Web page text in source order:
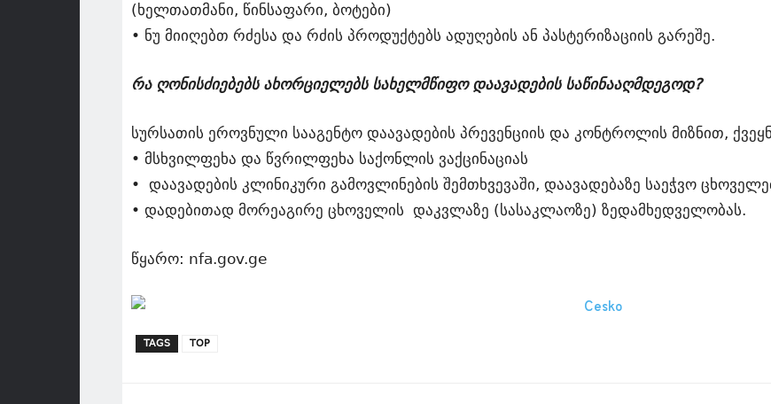
(ხელთათმანი, წინსაფარი, ბოტები)
• ნუ მიიღებთ რძესა და რძის პროდუქტებს ადუღების ან პასტერიზაციის გარეშე.
რა ღონისძიებებს ახორციელებს სახელმწიფო დაავადების საწინააღმდეგოდ?
სურსათის ეროვნული სააგენტო დაავადების პრევენციის და კონტროლის მიზნით,
• მსხვილფეხა და წვრილფეხა საქონლის ვაქცინაციას
• დაავადების კლინიკური გამოვლინების შემთხვევაში, დაავადებაზე საეჭვო
• დადებითად მორეაგირე ცხოველის დაკვლაზე (სასაკლაოზე) ზედამხედველობას.
წყარო: nfa.gov.ge
TAGS TOP